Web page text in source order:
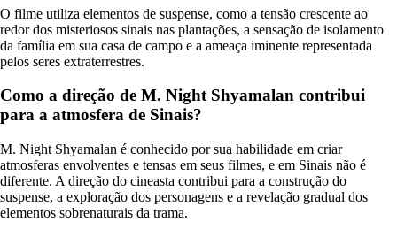
O filme utiliza elementos de suspense, como a tensão crescente ao
redor dos misteriosos sinais nas plantações, a sensação de isolamento
da família em sua casa de campo e a ameaça iminente representada
pelos seres extraterrestres.
Como a direção de M. Night Shyamalan contribui
para a atmosfera de Sinais?
M. Night Shyamalan é conhecido por sua habilidade em criar
atmosferas envolventes e tensas em seus filmes, e em Sinais não é
diferente. A direção do cineasta contribui para a construção do
suspense, a exploração dos personagens e a revelação gradual dos
elementos sobrenaturais da trama.